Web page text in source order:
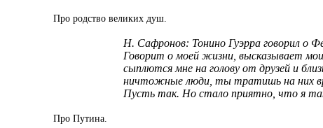
Про родство великих душ.
Н. Сафронов: Тонино Гуэрра говорил о
Говорит о моей жизни, высказывает
сыплются мне на голову от друзей и
ничтожные люди, ты тратишь на них
Пусть так. Но стало приятно, что я
Про Путина.